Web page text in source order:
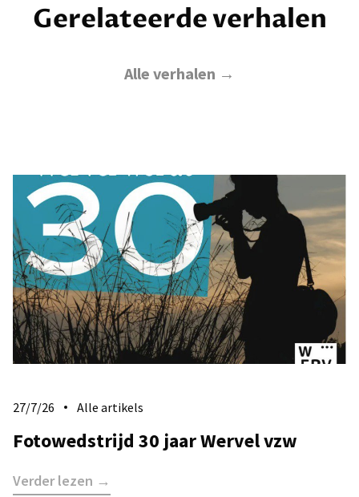
Gerelateerde verhalen
Alle verhalen →
27/7/26 Alle artikels
Fotowedstrijd 30 jaar Wervel vzw
Verder lezen →